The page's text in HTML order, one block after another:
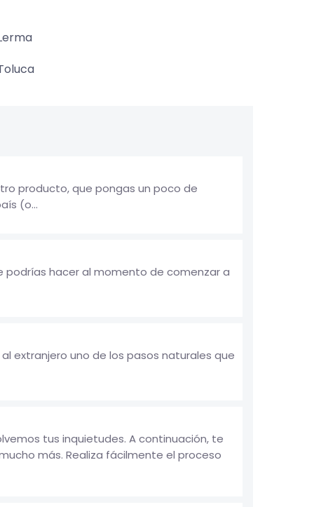
producto, que pongas un poco de
(o...
podrías hacer al momento de comenzar a
extranjero uno de los pasos naturales que
tus inquietudes. A continuación, te
más. Realiza fácilmente el proceso